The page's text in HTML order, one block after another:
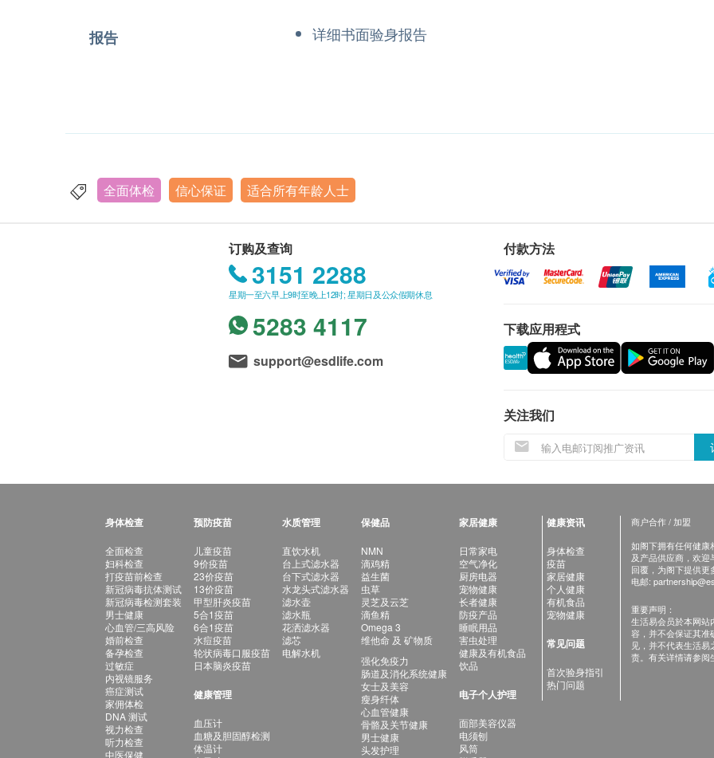
报告 详细书面验身报告
全面体检 信心保证 适合所有年龄人士
订购及查询
3151 2288
星期一至六早上9时至晚上12时; 星期日及公众假期休息
5283 4117
support@esdlife.com
付款方法
下载应用程式
关注我们
身体检查
全面检查
妇科检查
打疫苗前检查
新冠病毒抗体测试
新冠病毒检测套装
男士健康
心血管/三高风险
婚前检查
备孕检查
过敏症
内视镜服务
癌症测试
家佣体检
DNA 测试
视力检查
听力检查
中医保健
预防疫苗
儿童疫苗
9价疫苗
23价疫苗
13价疫苗
甲型肝炎疫苗
5合1疫苗
6合1疫苗
水痘疫苗
轮状病毒口服疫苗
日本脑炎疫苗
健康管理
血压计
血糖及胆固醇检测
体温计
水质管理
直饮水机
台上式滤水器
台下式滤水器
水龙头式滤水器
滤水壶
滤水瓶
花洒滤水器
滤芯
电解水机
保健品
NMN
滴鸡精
益生菌
虫草
灵芝及云芝
滴鱼精
Omega 3
维他命 及 矿物质
强化免疫力
肠道及消化系统健康
女士及美容
瘦身纤体
心血管健康
骨骼及关节健康
男士健康
头发护理
家居健康
日常家电
空气净化
厨房电器
宠物健康
长者健康
防疫产品
睡眠用品
害虫处理
健康及有机食品
饮品
电子个人护理
面部美容仪器
电须刨
风筒
健康资讯
身体检查
疫苗
家居健康
个人健康
有机食品
宠物健康
常见问题
首次验身指引
热门问题
商户合作 / 加盟
如阁下拥有任何健康
及产品供应商，欢迎
回覆，为阁下提供更
电邮:
重要声明：
生活易会员於本网站
容，并不会保证其准
见，并不代表生活
责。有关详情请参阅